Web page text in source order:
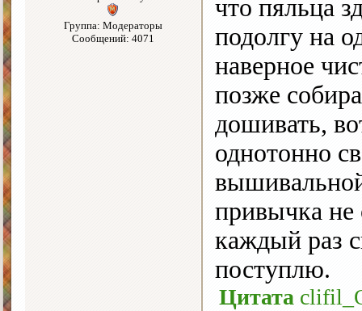
Группа: Модераторы
Сообщений: 4071
что пяльца
подолгу на
наверное
позже
дошивать,
однотонно
привычка не
каждый раз
поступлю.
Цитата